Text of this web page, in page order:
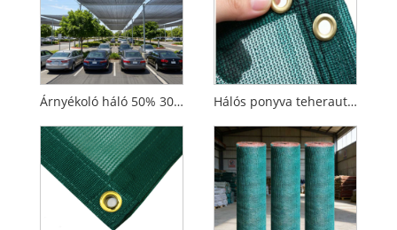
Árnyékoló háló 50% 30% 40% Pe Újrahasznosított Zöld Fehér Fekete Nap árnyékoló hálók Hálós ponyva teherautó utánfutóhoz fekete UV-kezelt behúzható oldalsó napellenző védőernyő Erkély hálós ponyva